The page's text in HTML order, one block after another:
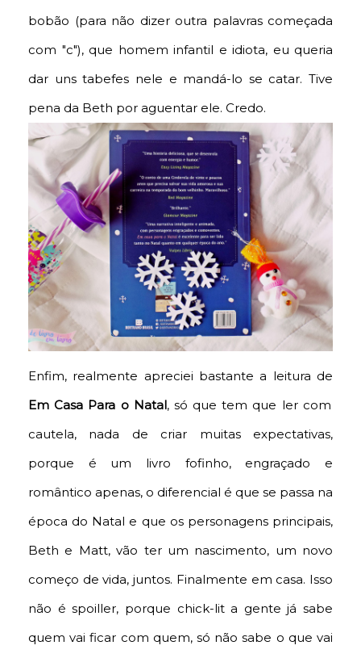
bobão (para não dizer outra palavras começada
com "c"), que homem infantil e idiota, eu queria
dar uns tabefes nele e mandá-lo se catar. Tive
pena da Beth por aguentar ele. Credo.
Enfim, realmente apreciei bastante a leitura de
Em Casa Para o Natal, só que tem que ler com
cautela, nada de criar muitas expectativas,
porque é um livro fofinho, engraçado e
romântico apenas, o diferencial é que se passa na
época do Natal e que os personagens principais,
Beth e Matt, vão ter um nascimento, um novo
começo de vida, juntos. Finalmente em casa. Isso
não é spoiller, porque chick-lit a gente já sabe
quem vai ficar com quem, só não sabe o que vai